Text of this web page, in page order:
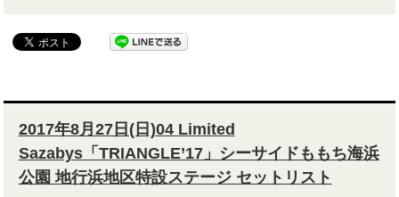
2017年8月27日(日)04 Limited
Sazabys「TRIANGLE’17」シーサイドももち海浜
公園 地行浜地区特設ステージ セットリスト